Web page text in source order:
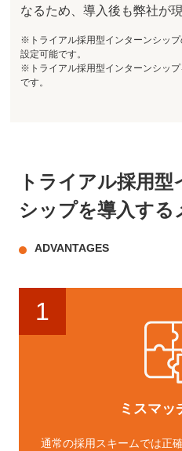
なるため、導入後も弊社が
※トライアル採用型インターンシッ
設定可能です。
※トライアル採用型インターンシッ
です。
トライアル採用型
シップを導入する
ADVANTAGES
1
ミスマッ
通常の採用スキームでは正